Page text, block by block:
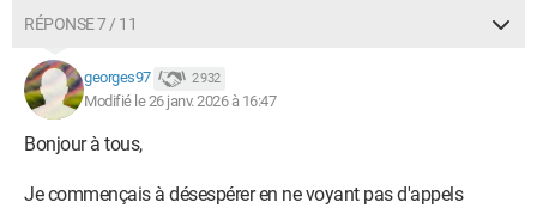
RÉPONSE 7 / 11
georges97 2 932
Modifié le 26 janv. 2026 à 16:47
Bonjour à tous,
Je commençais à désespérer en ne voyant pas d'appels